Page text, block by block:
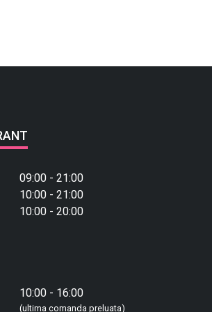
09:00 - 21:00
10:00 - 21:00
10:00 - 20:00
10:00 - 16:00
(ultima comanda preluata)